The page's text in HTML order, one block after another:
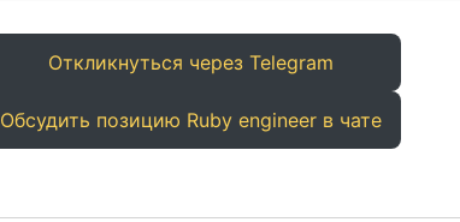
Откликнуться через Telegram
Обсудить позицию Ruby engineer в чате